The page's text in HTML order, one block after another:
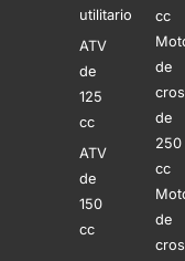
utilitario
ATV
de
125
cc
ATV
de
150
cc
cc
de
de
250
cc
de